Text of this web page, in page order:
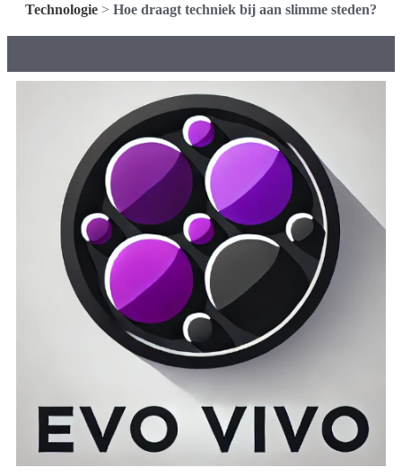
Technologie > Hoe draagt techniek bij aan slimme steden?